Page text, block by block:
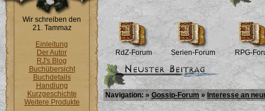
Wir schreiben den
21. Tammaz
Einleitung
Der Autor
RJ's Blog
Buchübersicht
Buchdetails
Handlung
Kurzgeschichte
Weitere Produkte
RdZ-Forum Serien-Forum RPG-
Navigation: » Gossip-Forum » Interesse an